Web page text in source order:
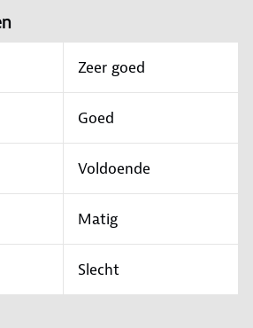
Zeer goed
Goed
Voldoende
Matig
Slecht